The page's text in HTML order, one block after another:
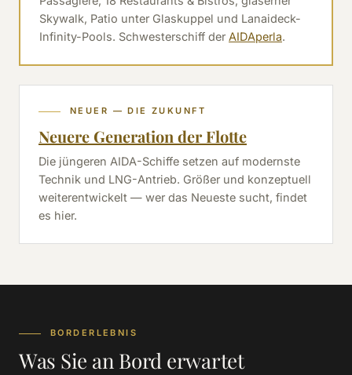
Skywalk, Patio unter Glaskuppel und Lanaideck-
Infinity-Pools. Schwesterschiff der AIDAperla.
NEUER — DIE ZUKUNFT
Neuere Generation der Flotte
Die jüngeren AIDA-Schiffe setzen auf modernste
Technik und LNG-Antrieb. Größer und konzeptuell
weiterentwickelt — wer das Neueste sucht, findet
es hier.
BORDERLEBNIS
Was Sie an Bord erwartet